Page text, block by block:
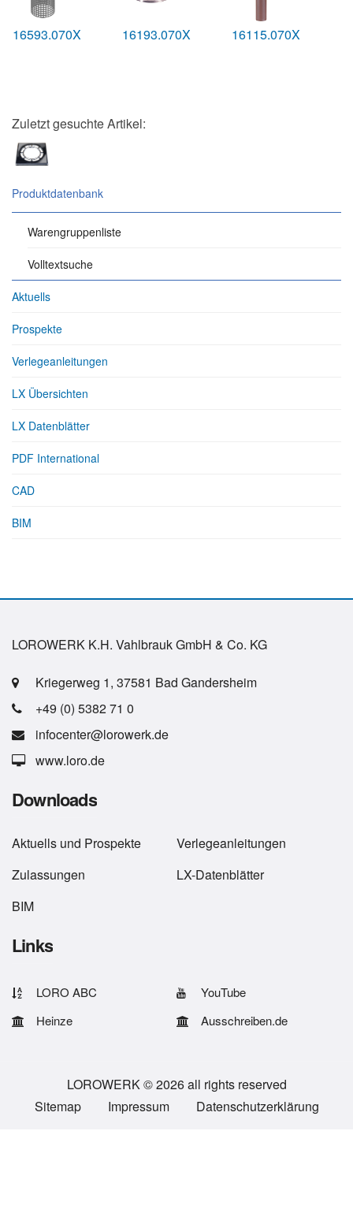
16593.070X 16193.070X 16115.070X
Zuletzt gesuchte Artikel:
Produktdatenbank
Warengruppenliste
Volltextsuche
Aktuells
Prospekte
Verlegeanleitungen
LX Übersichten
LX Datenblätter
PDF International
CAD
BIM
LOROWERK K.H. Vahlbrauk GmbH & Co. KG
Kriegerweg 1, 37581 Bad Gandersheim
+49 (0) 5382 71 0
infocenter@lorowerk.de
www.loro.de
Downloads
Aktuells und Prospekte
Verlegeanleitungen
Zulassungen
LX-Datenblätter
BIM
Links
LORO ABC
YouTube
Heinze
Ausschreiben.de
LOROWERK © 2026 all rights reserved
Sitemap
Impressum Datenschutzerklärung